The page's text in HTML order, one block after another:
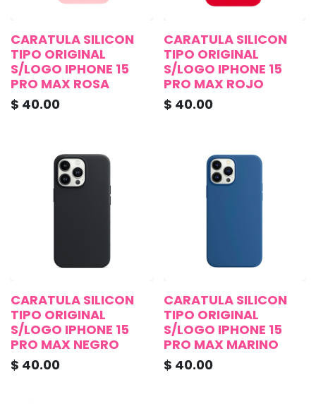
CARATULA SILICON
TIPO ORIGINAL
S/LOGO IPHONE 15
PRO MAX ROSA
$ 40.00
CARATULA SILICON
TIPO ORIGINAL
S/LOGO IPHONE 15
PRO MAX ROJO
$ 40.00
CARATULA SILICON
TIPO ORIGINAL
S/LOGO IPHONE 15
PRO MAX NEGRO
$ 40.00
CARATULA SILICON
TIPO ORIGINAL
S/LOGO IPHONE 15
PRO MAX MARINO
$ 40.00